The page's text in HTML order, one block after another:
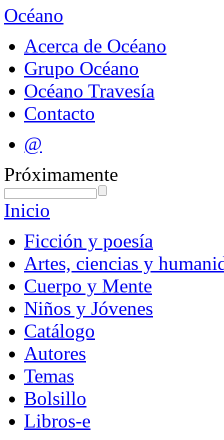
Océano
Acerca de Océano
Grupo Océano
Océano Travesía
Contacto
@
Próximamente
Inicio
Ficción y poesía
Artes, ciencias y
Cuerpo y Mente
Niños y Jóvenes
Catálogo
Autores
Temas
Bolsillo
Libros-e